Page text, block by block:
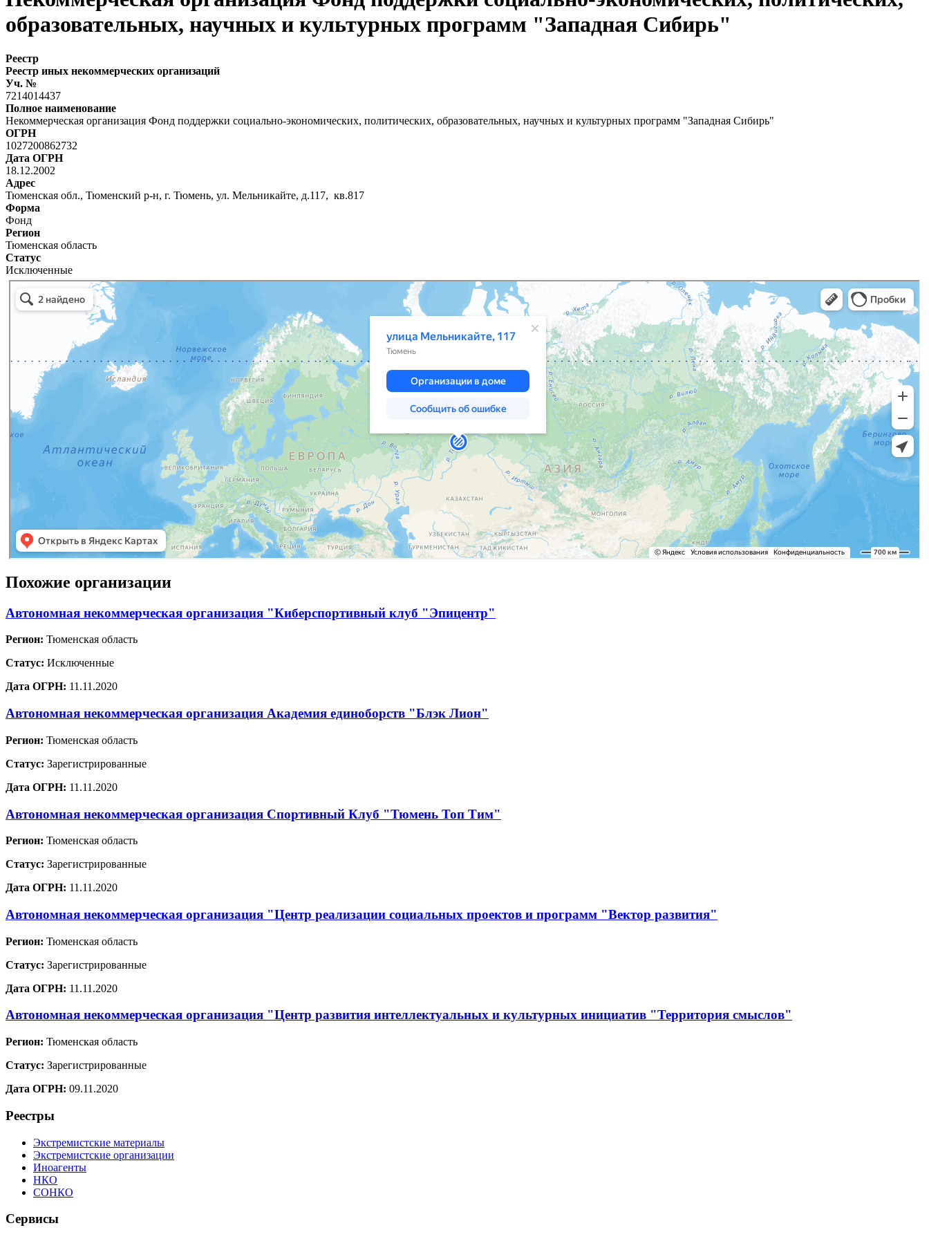
образовательных, научных и культурных программ "Западная Сибирь"
Реестр
Реестр иных некоммерческих организаций
Уч. №
7214014437
Полное наименование
Некоммерческая организация Фонд поддержки социально-экономических, политических, образовательных, научных и культурных программ "Западная Сибирь"
ОГРН
1027200862732
Дата ОГРН
18.12.2002
Адрес
Тюменская обл., Тюменский р-н, г. Тюмень, ул. Мельникайте, д.117, кв.817
Форма
Фонд
Регион
Тюменская область
Статус
Исключенные
Похожие организации
Автономная некоммерческая организация "Киберспортивный клуб "Эпицентр"
Регион: Тюменская область
Статус: Исключенные
Дата ОГРН: 11.11.2020
Автономная некоммерческая организация Академия единоборств "Блэк Лион"
Регион: Тюменская область
Статус: Зарегистрированные
Дата ОГРН: 11.11.2020
Автономная некоммерческая организация Спортивный Клуб "Тюмень Топ Тим"
Регион: Тюменская область
Статус: Зарегистрированные
Дата ОГРН: 11.11.2020
Автономная некоммерческая организация "Центр реализации социальных проектов и программ "Вектор развития"
Регион: Тюменская область
Статус: Зарегистрированные
Дата ОГРН: 11.11.2020
Автономная некоммерческая организация "Центр развития интеллектуальных и культурных инициатив "Территория смыслов"
Регион: Тюменская область
Статус: Зарегистрированные
Дата ОГРН: 09.11.2020
Реестры
Экстремистские материалы
Экстремистские организации
Иноагенты
НКО
СОНКО
Сервисы